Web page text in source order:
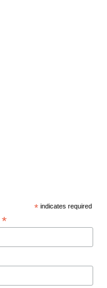
* indicates required
*